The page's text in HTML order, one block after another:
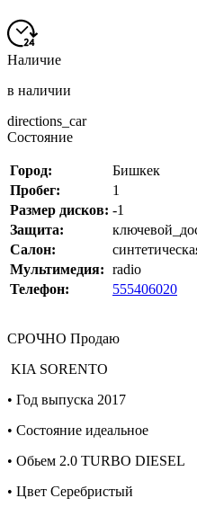
Наличие
в наличии
directions_car
Состояние
Город:
Бишкек
Пробег:
1
Размер дисков: -1
Защита:
Салон:
Мультимедия: radio
Телефон:
555406020
СРОЧНО Продаю
KIA SORENTO
• Год выпуска 2017
• Состояние идеальное
• Обьем 2.0 TURBO DIESEL
• Цвет Серебристый